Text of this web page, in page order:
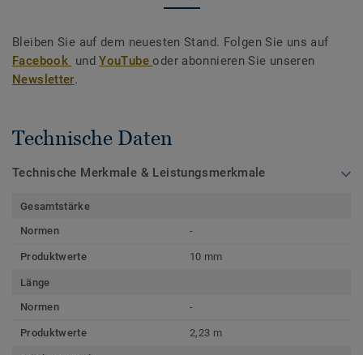
Bleiben Sie auf dem neuesten Stand. Folgen Sie uns auf
Facebook undYouTubeoder abonnieren Sie unseren
Newsletter.
Technische Daten
Technische Merkmale & Leistungsmerkmale
Gesamtstärke
Normen
-
Produktwerte 10 mm
Länge
Normen
-
Produktwerte 2,23 m